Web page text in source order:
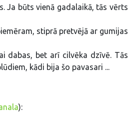
Ja būts vienā gadalaikā, tās vērts
stiprā pretvējā ar gumijas
dabas, bet arī cilvēka dzīvē. Tās
kādi bija šo pavasari ...
):